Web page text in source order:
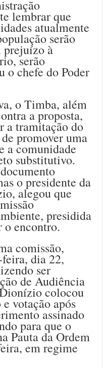
lembrar que
atualmente
serão
prejuízo à
serão
o chefe do Poder
o Timba, além
a proposta,
a tramitação do
promover uma
a comunidade
substitutivo.
o presidente da
alegou que
presidida
o encontro.
comissão,
dia 22,
ser
de Audiência
colocou
votação após
assinado
para que o
Pauta da Ordem
em regime